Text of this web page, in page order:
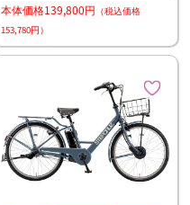
本体価格139,800円 （税込価格
153,780円）